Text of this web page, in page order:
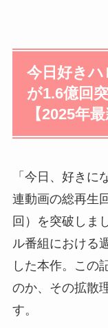
今日好き
が1.6億回
【2025年最
「今日、好きに
連動画の総再生
回）を突破しま
ル番組における
した本作。この
のか、その拡散
す。